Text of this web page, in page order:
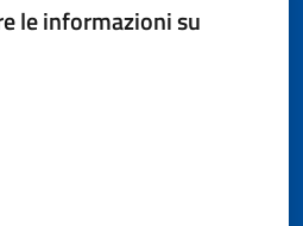
le informazioni su